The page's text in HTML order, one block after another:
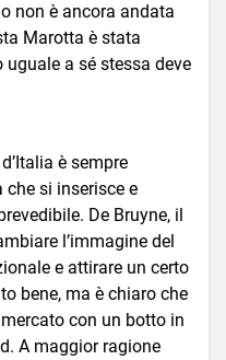
non è ancora andata
Marotta è stata
uguale a sé stessa deve
è sempre
si inserisce e
De Bruyne, il
l’immagine del
e attirare un certo
bene, ma è chiaro che
con un botto in
A maggior ragione